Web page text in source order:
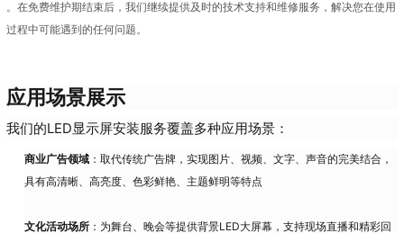
。在免费维护期结束后，我们继续提供及时的技术支持和维修服务，解决您在使用
过程中可能遇到的任何问题。
应用场景展示
我们的LED显示屏安装服务覆盖多种应用场景：
商业广告领域：取代传统广告牌，实现图片、视频、文字、声音的完美结合，
具有高清晰、高亮度、色彩鲜艳、主题鲜明等特点
文化活动场所：为舞台、晚会等提供背景LED大屏幕，支持现场直播和精彩回